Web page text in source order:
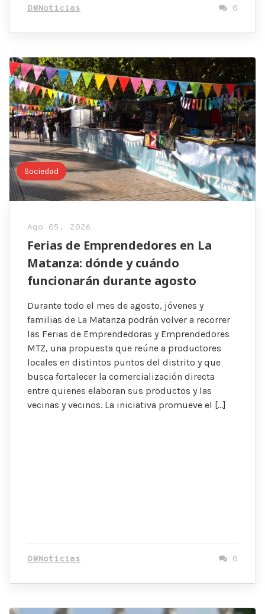
DMNoticias 0
Sociedad
Ago 05, 2026
Ferias de Emprendedores en La
Matanza: dónde y cuándo
funcionarán durante agosto
Durante todo el mes de agosto, jóvenes y
familias de La Matanza podrán volver a recorrer
las Ferias de Emprendedoras y Emprendedores
MTZ, una propuesta que reúne a productores
locales en distintos puntos del distrito y que
busca fortalecer la comercialización directa
entre quienes elaboran sus productos y las
vecinas y vecinos. La iniciativa promueve el […]
DMNoticias 0